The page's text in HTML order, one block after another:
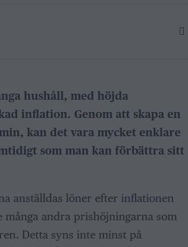
hushåll, med höjda
inflation. Genom att skapa en
kan det vara mycket enklare
som man kan förbättra sitt
anställdas löner efter inflationen
andra prishöjningarna som
Detta syns inte minst på